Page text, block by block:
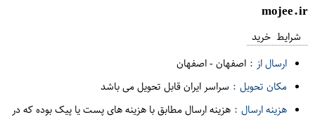
mojee.ir
شرایط خرید
ارسال از : اصفهان-اصفهان
مکان تحویل : سراسر ایران قابل تحویل می باشد
هزینه ارسال : هزینه ارسال مطابق با هزینه های پست یا پیک بوده که در